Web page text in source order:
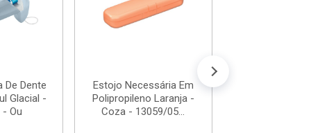
De Dente
Glacial -
- Ou
Estojo Necessária Em
Polipropileno Laranja -
Coza - 13059/05...